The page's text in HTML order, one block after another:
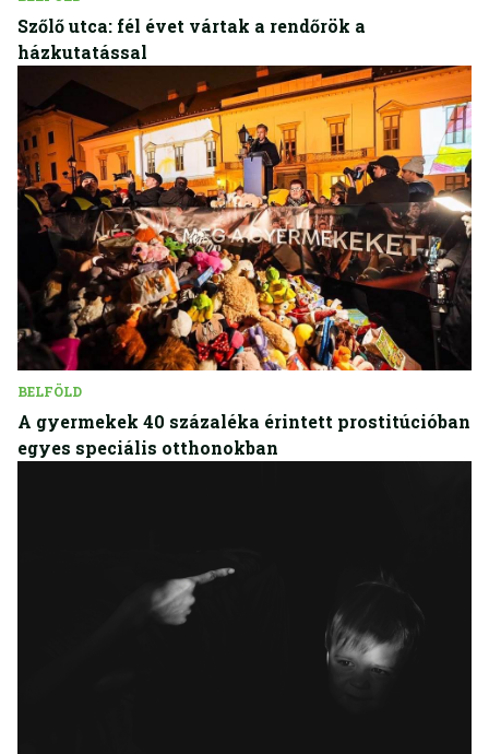
Szőlő utca: fél évet vártak a rendőrök a
házkutatással
BELFÖLD
A gyermekek 40 százaléka érintett prostitúcióban
egyes speciális otthonokban